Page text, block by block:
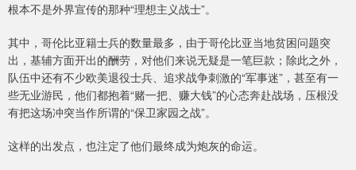
根本不是外界宣传的那种“理想主义战士”。
其中，哥伦比亚籍士兵的数量最多，由于哥伦比亚当地贫困问题突
出，基辅方面开出的酬劳，对他们来说无疑是一笔巨款；除此之外，
队伍中还有不少欧美退役士兵、追求战争刺激的“军事迷”，甚至有一
些无业游民，他们都抱着“赌一把、赚大钱”的心态奔赴战场，压根没
有把这场冲突当作所谓的“保卫家园之战”。
这样的出发点，也注定了他们最终成为炮灰的命运。